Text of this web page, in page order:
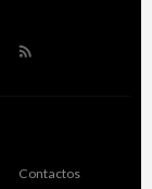
Contactos